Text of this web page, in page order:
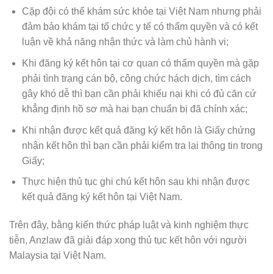
Cặp đội có thể khám sức khỏe tại Việt Nam nhưng phải
đảm bảo khám tại tổ chức y tế có thẩm quyền và có kết
luận về khả năng nhận thức và làm chủ hành vi;
Khi đăng ký kết hôn tại cơ quan có thẩm quyền mà gặp
phải tình trạng cán bộ, công chức hách dịch, tìm cách
gây khó dễ thì bạn cần phải khiếu nại khi có đủ căn cứ
khẳng định hồ sơ mà hai bạn chuẩn bị đã chính xác;
Khi nhận được kết quả đăng ký kết hôn là Giấy chứng
nhận kết hôn thì bạn cần phải kiểm tra lại thông tin trong
Giấy;
Thực hiện thủ tục ghi chú kết hôn sau khi nhận được
kết quả đăng ký kết hôn tại Việt Nam.
Trên đây, bằng kiến thức pháp luật và kinh nghiệm thực
tiễn, Anzlaw đã giải đáp xong thủ tục kết hôn với người
Malaysia tại Việt Nam.